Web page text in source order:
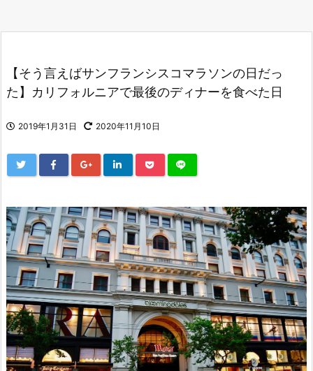
【そう言えばサンフランシスコマラソンの日だっ
た】カリフォルニアで最後のディナーを食べた日
2019年1月31日 2020年11月10日